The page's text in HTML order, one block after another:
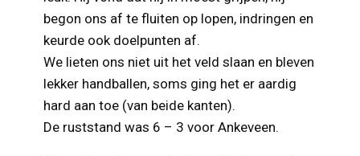
begon ons af te fluiten op lopen, indringen en
keurde ook doelpunten af.
We lieten ons niet uit het veld slaan en bleven
lekker handballen, soms ging het er aardig
hard aan toe (van beide kanten).
De ruststand was 6 – 3 voor Ankeveen.